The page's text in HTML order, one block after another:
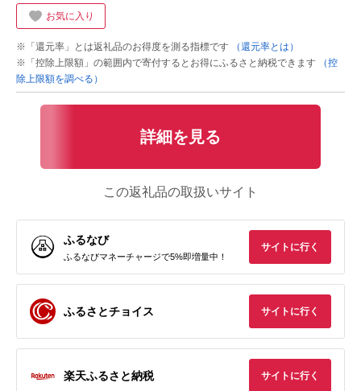
お気に入り
※「還元率」とは返礼品のお得度を測る指標です
（還元率とは）
※「控除上限額」の範囲内で寄付するとお得にふるさと納税できます
（控
除上限額を調べる）
詳細を見る
この返礼品の取扱いサイト
ふるなび
ふるなびマネーチャージで5%即増量中！
サイトに行く
ふるさとチョイス サイトに行く
楽天ふるさと納税 サイトに行く